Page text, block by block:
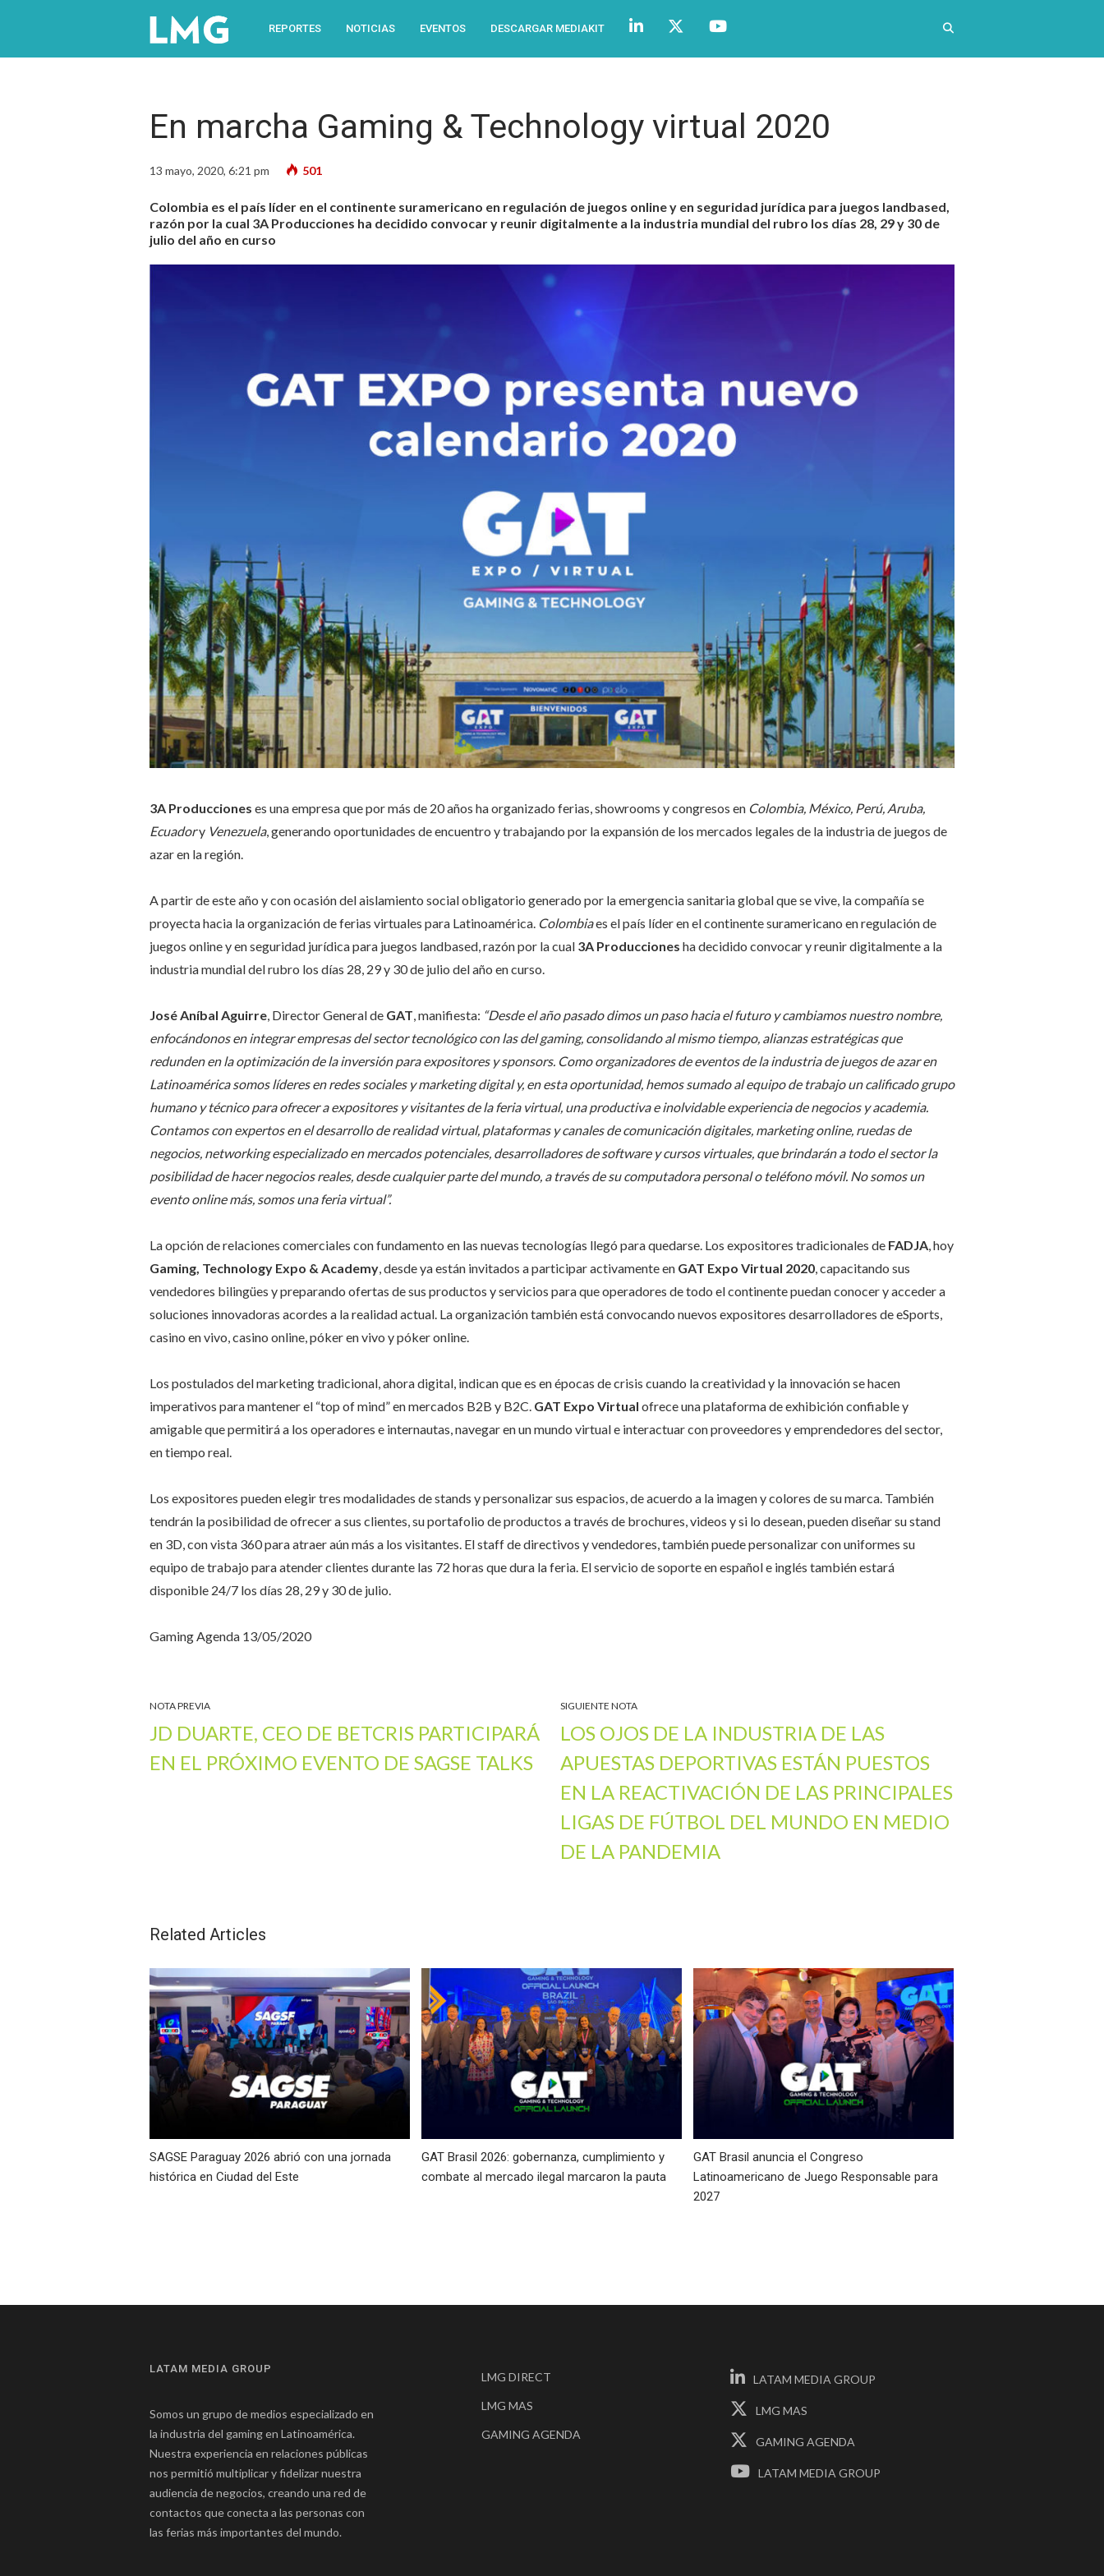
REPORTES NOTICIAS EVENTOS DESCARGAR MEDIAKIT
En marcha Gaming & Technology virtual 2020
13 mayo, 2020, 6:21 pm 501
Colombia es el país líder en el continente suramericano en regulación de juegos online y en seguridad jurídica para juegos landbased,
razón por la cual 3A Producciones ha decidido convocar y reunir digitalmente a la industria mundial del rubro los días 28, 29 y 30 de
julio del año en curso
3A Producciones es una empresa que por más de 20 años ha organizado ferias, showrooms y congresos en Colombia, México, Perú, Aruba,
Ecuadory Venezuela, generando oportunidades de encuentro y trabajando por la expansión de los mercados legales de la industria de juegos de
azar en la región.
A partir de este año y con ocasión del aislamiento social obligatorio generado por la emergencia sanitaria global que se vive, la compañía se
proyecta hacia la organización de ferias virtuales para Latinoamérica. Colombiaes el país líder en el continente suramericano en regulación de
juegos online y en seguridad jurídica para juegos landbased, razón por la cual 3A Producciones ha decidido convocar y reunir digitalmente a la
industria mundial del rubro los días 28, 29 y 30 de julio del año en curso.
José Aníbal Aguirre , Director General de GAT , manifiesta: “Desde el año pasado dimos un paso hacia el futuro y cambiamos nuestro nombre,
enfocándonos en integrar empresas del sector tecnológico con las del gaming, consolidando al mismo tiempo, alianzas estratégicas que
redunden en la optimización de la inversión para expositores y sponsors. Como organizadores de eventos de la industria de juegos de azar en
Latinoamérica somos líderes en redes sociales y marketing digital y, en esta oportunidad, hemos sumado al equipo de trabajo un calificado grupo
humano y técnico para ofrecer a expositores y visitantes de la feria virtual, una productiva e inolvidable experiencia de negocios y academia.
Contamos con expertos en el desarrollo de realidad virtual, plataformas y canales de comunicación digitales, marketing online, ruedas de
negocios, networking especializado en mercados potenciales, desarrolladores de software y cursos virtuales, que brindarán a todo el sector la
posibilidad de hacer negocios reales, desde cualquier parte del mundo, a través de su computadora personal o teléfono móvil. No somos un
evento online más, somos una feria virtual”.
La opción de relaciones comerciales con fundamento en las nuevas tecnologías llegó para quedarse. Los expositores tradicionales de FADJA , hoy
Gaming, Technology Expo & Academy , desde ya están invitados a participar activamente en GAT Expo Virtual 2020 , capacitando sus
vendedores bilingües y preparando ofertas de sus productos y servicios para que operadores de todo el continente puedan conocer y acceder a
soluciones innovadoras acordes a la realidad actual. La organización también está convocando nuevos expositores desarrolladores de eSports,
casino en vivo, casino online, póker en vivo y póker online.
Los postulados del marketing tradicional, ahora digital, indican que es en épocas de crisis cuando la creatividad y la innovación se hacen
imperativos para mantener el “top of mind” en mercados B2B y B2C. GAT Expo Virtual ofrece una plataforma de exhibición confiable y
amigable que permitirá a los operadores e internautas, navegar en un mundo virtual e interactuar con proveedores y emprendedores del sector,
en tiempo real.
Los expositores pueden elegir tres modalidades de stands y personalizar sus espacios, de acuerdo a la imagen y colores de su marca. También
tendrán la posibilidad de ofrecer a sus clientes, su portafolio de productos a través de brochures, videos y si lo desean, pueden diseñar su stand
en 3D, con vista 360 para atraer aún más a los visitantes. El staff de directivos y vendedores, también puede personalizar con uniformes su
equipo de trabajo para atender clientes durante las 72 horas que dura la feria. El servicio de soporte en español e inglés también estará
disponible 24/7 los días 28, 29 y 30 de julio.
Gaming Agenda 13/05/2020
NOTA PREVIA
JD DUARTE, CEO DE BETCRIS PARTICIPARÁ
EN EL PRÓXIMO EVENTO DE SAGSE TALKS
SIGUIENTE NOTA
LOS OJOS DE LA INDUSTRIA DE LAS
APUESTAS DEPORTIVAS ESTÁN PUESTOS
EN LA REACTIVACIÓN DE LAS PRINCIPALES
LIGAS DE FÚTBOL DEL MUNDO EN MEDIO
DE LA PANDEMIA
Related Articles
SAGSE Paraguay 2026 abrió con una jornada
histórica en Ciudad del Este
GAT Brasil 2026: gobernanza, cumplimiento y
combate al mercado ilegal marcaron la pauta
GAT Brasil anuncia el Congreso
Latinoamericano de Juego Responsable para
2027
LATAM MEDIA GROUP
Somos un grupo de medios especializado en
la industria del gaming en Latinoamérica.
Nuestra experiencia en relaciones públicas
nos permitió multiplicar y fidelizar nuestra
audiencia de negocios, creando una red de
contactos que conecta a las personas con
las ferias más importantes del mundo.
LMG DIRECT
LMG MAS
GAMING AGENDA
LATAM MEDIA GROUP
LMG MAS
GAMING AGENDA
LATAM MEDIA GROUP